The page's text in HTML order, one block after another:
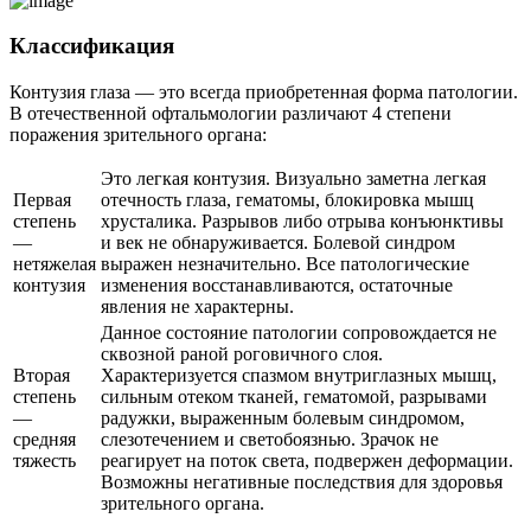
Классификация
Контузия глаза — это всегда приобретенная форма патологии.
В отечественной офтальмологии различают 4 степени
поражения зрительного органа:
Первая
степень
—
нетяжелая
контузия
Это легкая контузия. Визуально заметна легкая
отечность глаза, гематомы, блокировка мышц
хрусталика. Разрывов либо отрыва конъюнктивы
и век не обнаруживается. Болевой синдром
выражен незначительно. Все патологические
изменения восстанавливаются, остаточные
явления не характерны.
Вторая
степень
—
средняя
тяжесть
Данное состояние патологии сопровождается не
сквозной раной роговичного слоя.
Характеризуется спазмом внутриглазных мышц,
сильным отеком тканей, гематомой, разрывами
радужки, выраженным болевым синдромом,
слезотечением и светобоязнью. Зрачок не
реагирует на поток света, подвержен деформации.
Возможны негативные последствия для здоровья
зрительного органа.